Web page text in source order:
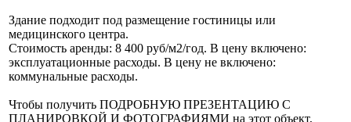
Здание подходит под размещение гостиницы или
медицинского центра.
Стоимость аренды: 8 400 руб/м2/год. В цену включено:
эксплуатационные расходы. В цену не включено:
коммунальные расходы.
Чтобы получить ПОДРОБНУЮ ПРЕЗЕНТАЦИЮ С
ПЛАНИРОВКОЙ И ФОТОГРАФИЯМИ на этот объект,